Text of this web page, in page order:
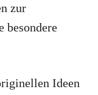
zur
besondere
Ideen